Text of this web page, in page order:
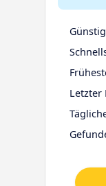
Letzter